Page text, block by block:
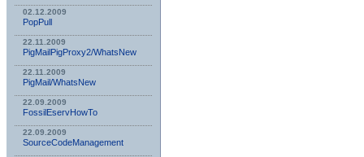
02.12.2009
PopPull
22.11.2009
PigMailPigProxy2/WhatsNew
22.11.2009
PigMail/WhatsNew
22.09.2009
FossilEservHowTo
22.09.2009
SourceCodeManagement